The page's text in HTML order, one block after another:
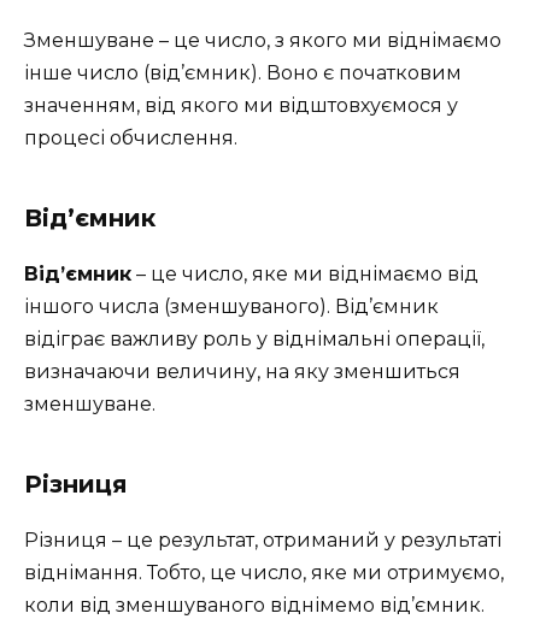
Зменшуване – це число, з якого ми віднімаємо
інше число (від’ємник). Воно є початковим
значенням, від якого ми відштовхуємося у
процесі обчислення.
Від’ємник
Від’ємник – це число, яке ми віднімаємо від
іншого числа (зменшуваного). Від’ємник
відіграє важливу роль у віднімальні операції,
визначаючи величину, на яку зменшиться
зменшуване.
Різниця
Різниця – це результат, отриманий у результаті
віднімання. Тобто, це число, яке ми отримуємо,
коли від зменшуваного віднімемо від’ємник.